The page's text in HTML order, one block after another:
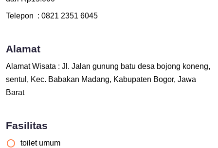
Telepon : 0821 2351 6045
Alamat
Alamat Wisata : Jl. Jalan gunung batu desa bojong koneng,
sentul, Kec. Babakan Madang, Kabupaten Bogor, Jawa
Barat
Fasilitas
toilet umum